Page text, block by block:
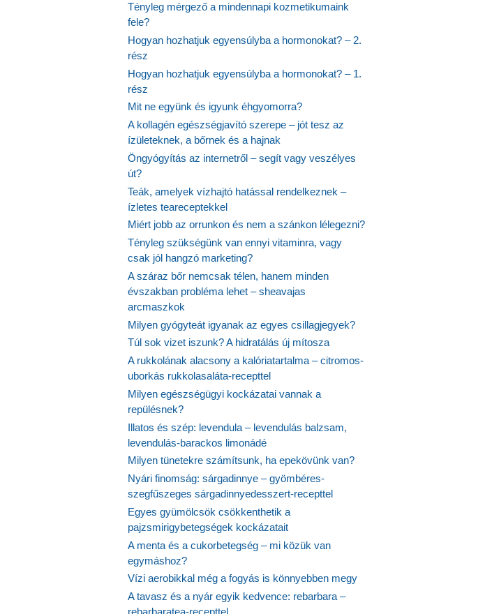
Tényleg mérgező a mindennapi kozmetikumaink
fele?
Hogyan hozhatjuk egyensúlyba a hormonokat? – 2.
rész
Hogyan hozhatjuk egyensúlyba a hormonokat? – 1.
rész
Mit ne együnk és igyunk éhgyomorra?
A kollagén egészségjavító szerepe – jót tesz az
ízületeknek, a bőrnek és a hajnak
Öngyógyítás az internetről – segít vagy veszélyes
út?
Teák, amelyek vízhajtó hatással rendelkeznek –
ízletes teareceptekkel
Miért jobb az orrunkon és nem a szánkon lélegezni?
Tényleg szükségünk van ennyi vitaminra, vagy
csak jól hangzó marketing?
A száraz bőr nemcsak télen, hanem minden
évszakban probléma lehet – sheavajas
arcmaszkok
Milyen gyógyteát igyanak az egyes csillagjegyek?
Túl sok vizet iszunk? A hidratálás új mítosza
A rukkolának alacsony a kalóriatartalma – citromos-
uborkás rukkolasaláta-recepttel
Milyen egészségügyi kockázatai vannak a
repülésnek?
Illatos és szép: levendula – levendulás balzsam,
levendulás-barackos limonádé
Milyen tünetekre számítsunk, ha epekövünk van?
Nyári finomság: sárgadinnye – gyömbéres-
szegfűszeges sárgadinnyedesszert-recepttel
Egyes gyümölcsök csökkenthetik a
pajzsmirigybetegségek kockázatait
A menta és a cukorbetegség – mi közük van
egymáshoz?
Vízi aerobikkal még a fogyás is könnyebben megy
A tavasz és a nyár egyik kedvence: rebarbara –
rebarbaratea-recepttel